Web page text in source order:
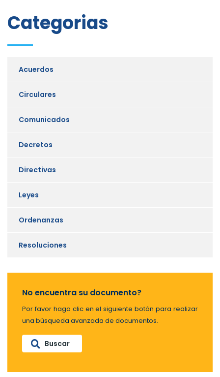
Categorias
Acuerdos
Circulares
Comunicados
Decretos
Directivas
Leyes
Ordenanzas
Resoluciones
No encuentra su documento?
Por favor haga clic en el siguiente botón para realizar
una búsqueda avanzada de documentos.
Buscar